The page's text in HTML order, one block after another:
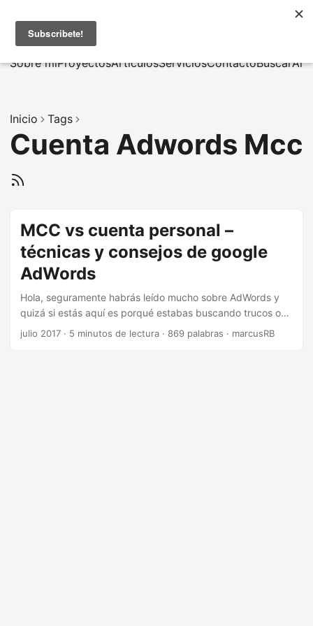
MarcusRB
Sobre míProyectosArtículosServiciosContactoBuscar
Inicio Tags
Cuenta Adwords Mcc
MCC vs cuenta personal –
técnicas y consejos de google
AdWords
Hola, seguramente habrás leído mucho sobre AdWords y
quizá si estás aquí es porqué estabas buscando trucos o
consejos de Google AdWords, bueno esta era la idea de
julio 2017 · 5 minutos de lectura · 869 palabras · marcusRB